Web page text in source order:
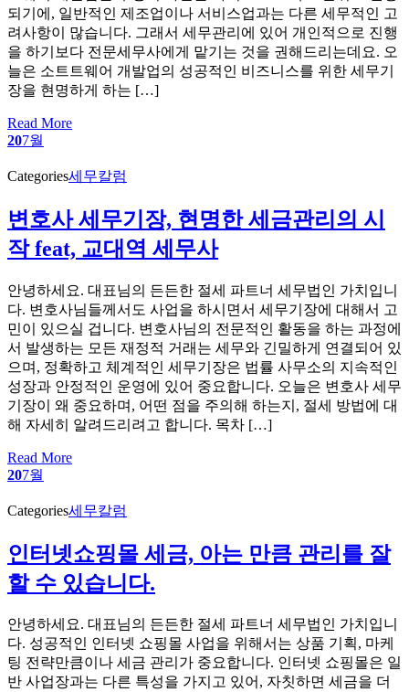
되기에, 일반적인 제조업이나 서비스업과는 다른 세무적인 고
려사항이 많습니다. 그래서 세무관리에 있어 개인적으로 진행
을 하기보다 전문세무사에게 맡기는 것을 권해드리는데요. 오
늘은 소트트웨어 개발업의 성공적인 비즈니스를 위한 세무기
장을 현명하게 하는 […]
Read More
207월
Categories세무칼럼
변호사 세무기장, 현명한 세금관리의 시
작 feat, 교대역 세무사
안녕하세요. 대표님의 든든한 절세 파트너 세무법인 가치입니
다. 변호사님들께서도 사업을 하시면서 세무기장에 대해서 고
민이 있으실 겁니다. 변호사님의 전문적인 활동을 하는 과정에
서 발생하는 모든 재정적 거래는 세무와 긴밀하게 연결되어 있
으며, 정확하고 체계적인 세무기장은 법률 사무소의 지속적인
성장과 안정적인 운영에 있어 중요합니다. 오늘은 변호사 세무
기장이 왜 중요하며, 어떤 점을 주의해 하는지, 절세 방법에 대
해 자세히 알려드리려고 합니다. 목차 […]
Read More
207월
Categories세무칼럼
인터넷쇼핑몰 세금, 아는 만큼 관리를 잘
할 수 있습니다.
안녕하세요. 대표님의 든든한 절세 파트너 세무법인 가치입니
다. 성공적인 인터넷 쇼핑몰 사업을 위해서는 상품 기획, 마케
팅 전략만큼이나 세금 관리가 중요합니다. 인터넷 쇼핑몰은 일
반 사업장과는 다른 특성을 가지고 있어, 자칫하면 세금을 더